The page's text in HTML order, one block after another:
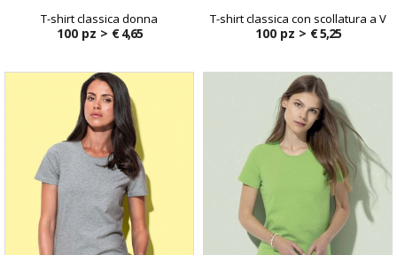
T-shirt classica donna
100 pz > € 4,65
T-shirt classica con scollatura a V
100 pz > € 5,25